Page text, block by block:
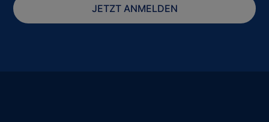
JETZT ANMELDEN